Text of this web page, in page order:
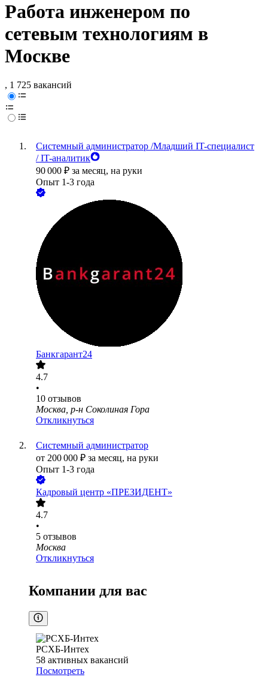
Работа инженером по
сетевым технологиям в
Москве
, 1 725 вакансий
Системный администратор /Младший IT-специалист
/ IT-аналитик
90 000 ₽ за месяц, на руки
Опыт 1-3 года
Банкгарант24
4.7
•
10 отзывов
Москва, р-н Соколиная Гора
Откликнуться
Системный администратор
от 200 000 ₽ за месяц, на руки
Опыт 1-3 года
Кадровый центр «ПРЕЗИДЕНТ»
4.7
•
5 отзывов
Москва
Откликнуться
Компании для вас
РСХБ-Интех
58 активных вакансий
Посмотреть